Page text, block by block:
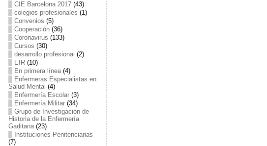
CIE Barcelona 2017(43)
colegios profesionales (1)
Convenios (5)
Cooperación(36)
Coronavirus (133)
Cursos (30)
desarrollo profesional (2)
EIR(10)
En primera línea(4)
Enfermeras Especialistas en
Salud Mental (4)
Enfermería Escolar(3)
Enfermería Militar(34)
Grupo de Investigación de
Historia de la Enfermería
Gaditana(23)
Instituciones Penitenciarias
(7)